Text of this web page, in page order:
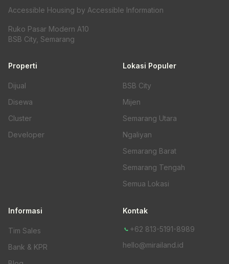
Accessible Housing by Accessible Information
Ruko Pasar Modern A10
BSB City, Semarang
Properti
Dijual
Disewa
Cluster
Developer
Lokasi Populer
BSB City
Mijen
Semarang Utara
Ngaliyan
Semarang Barat
Semarang Tengah
Semua Lokasi
Informasi
Tim Sales
Bank & KPR
Kontak
+62 813-5191-8989
hello@mirailand.id